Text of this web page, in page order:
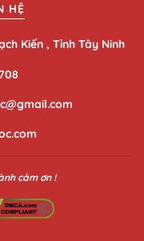
HỆ
Kiến , Tỉnh Tây Ninh
cảm ơn !